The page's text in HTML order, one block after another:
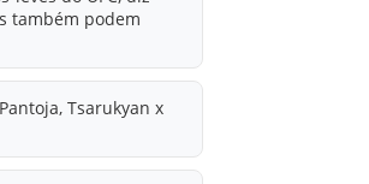
também podem
Tsarukyan x